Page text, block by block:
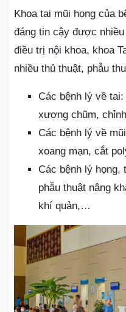
Khoa tai mũi họng của
đáng tin cậy được
điều trị nội khoa, khoa
nhiều thủ thuật, phẫu
Các bệnh lý về
xương chũm,
Các bệnh lý về
xoang mạn, cắt
Các bệnh lý họng,
phẫu thuật nâng
khí quản,…